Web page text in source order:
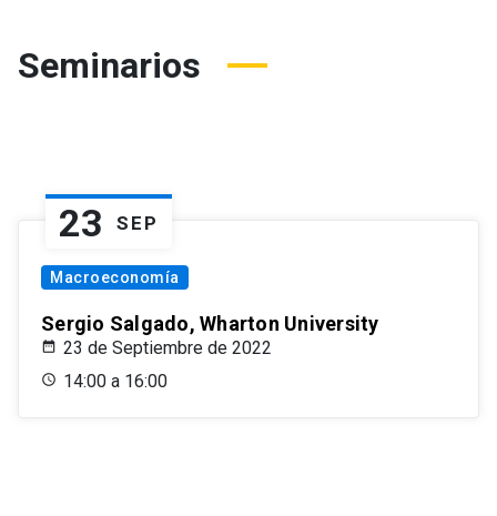
Seminarios
23 SEP
Macroeconomía
Sergio Salgado, Wharton University
23 de Septiembre de 2022
14:00 a 16:00